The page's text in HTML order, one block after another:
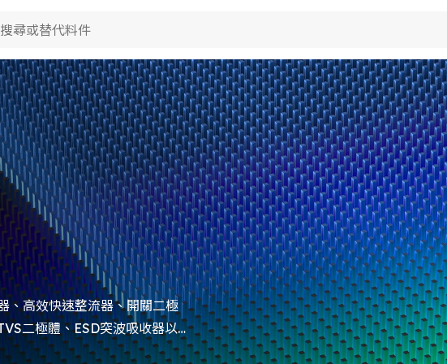
查看全部
產品應用
檢視
消費電子
車用電子
Other
技術能力
檢視
研究與開發
生產製造
測試技術
EHS政策
品質與認證
關於典琦
檢視
關於典琦
典琦大事紀
代理商
新聞
檢視
公司新聞
產品新聞
公司活動
、高效快速整流器、開關二極
二極體、ESD突波吸收器以及